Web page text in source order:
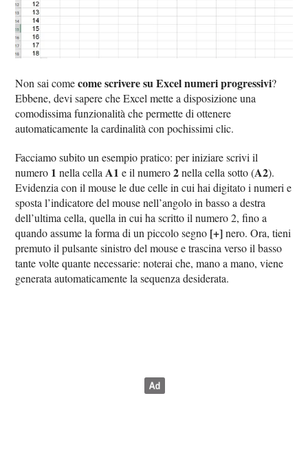
Non sai comecome scrivere su Excel numeri progressivi?
Ebbene, devi sapere che Excel mette a disposizione una
comodissima funzionalità che permette di ottenere
automaticamente la cardinalità con pochissimi clic.
Facciamo subito un esempio pratico: per iniziare scrivi il
numero 1 nella cellaA1 e il numero2nella cella sotto (A2).
Evidenzia con il mouse le due celle in cui hai digitato i numeri e
sposta l’indicatore del mouse nell’angolo in basso a destra
dell’ultima cella, quella in cui ha scritto il numero 2, fino a
quando assume la forma di un piccolo segno [+]nero. Ora, tieni
premuto il pulsante sinistro del mouse e trascina verso il basso
tante volte quante necessarie: noterai che, mano a mano, viene
generata automaticamente la sequenza desiderata.